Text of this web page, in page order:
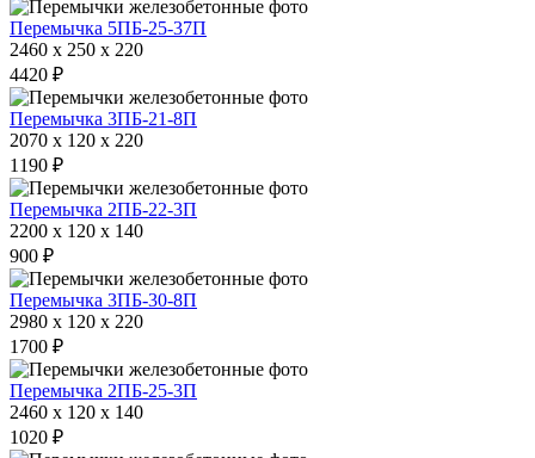
Перемычка 5ПБ-25-37П
2460 x 250 x 220
4420 ₽
Перемычка 3ПБ-21-8П
2070 x 120 x 220
1190 ₽
Перемычка 2ПБ-22-3П
2200 x 120 x 140
900 ₽
Перемычка 3ПБ-30-8П
2980 x 120 x 220
1700 ₽
Перемычка 2ПБ-25-3П
2460 x 120 x 140
1020 ₽